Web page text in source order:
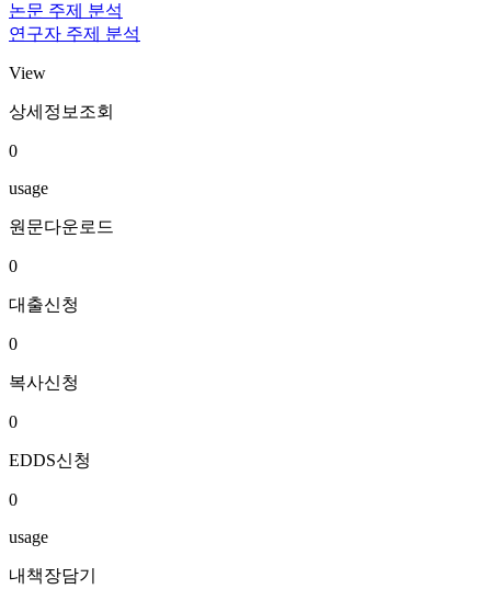
논문 주제 분석
연구자 주제 분석
View
상세정보조회
0
usage
원문다운로드
0
대출신청
0
복사신청
0
EDDS신청
0
usage
내책장담기